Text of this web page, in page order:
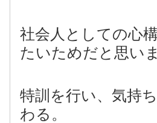
社会人としての心
たいためだと思い
特訓を行い、気持
わる。